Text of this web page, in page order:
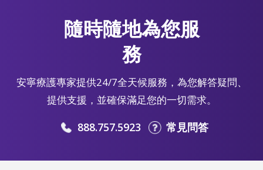
隨時隨地為您服
務
安寧療護專家提供24/7全天候服務，為您解答疑問、
提供支援，並確保滿足您的一切需求。
888.757.5923 常見問答